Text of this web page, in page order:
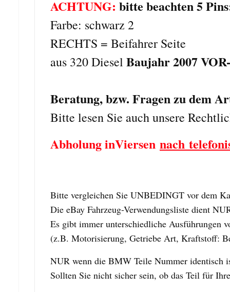
ACHTUNG: bitte beachten 5
Farbe: schwarz 2
RECHTS = Beifahrer Seite
aus 320 Diesel Baujahr 2007
Beratung, bzw. Fragen zu dem
Bitte lesen Sie auch unsere
Abholung inViersen nach
Bitte vergleichen Sie UNBEDINGT vor dem
Die eBay Fahrzeug-Verwendungsliste dient
Es gibt immer unterschiedliche Ausführungen
(z.B. Motorisierung, Getriebe Art, Kraftstoff:
NUR wenn die BMW Teile Nummer identisch
Sollten Sie nicht sicher sein, ob das Teil für